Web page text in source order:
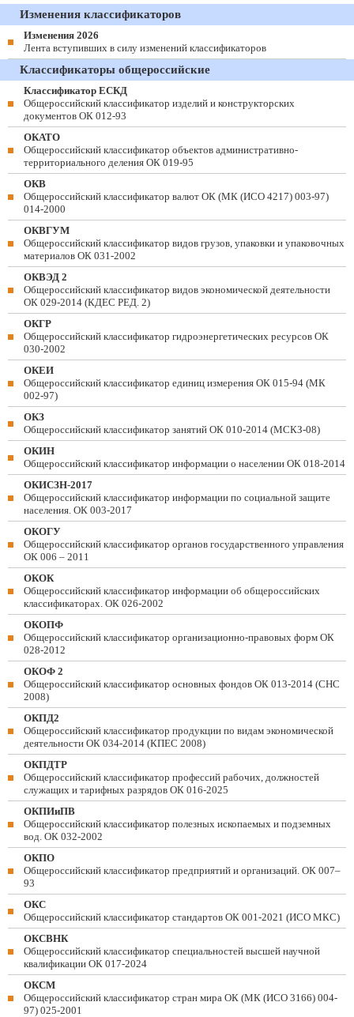
Изменения классификаторов
Изменения 2026
Лента вступивших в силу изменений классификаторов
Классификаторы общероссийские
Классификатор ЕСКД
Общероссийский классификатор изделий и конструкторских
документов ОК 012-93
ОКАТО
Общероссийский классификатор объектов административно-
территориального деления ОК 019-95
ОКВ
Общероссийский классификатор валют ОК (МК (ИСО 4217) 003-97)
014-2000
ОКВГУМ
Общероссийский классификатор видов грузов, упаковки и упаковочных
материалов ОК 031-2002
ОКВЭД 2
Общероссийский классификатор видов экономической деятельности
ОК 029-2014 (КДЕС РЕД. 2)
ОКГР
Общероссийский классификатор гидроэнергетических ресурсов ОК
030-2002
ОКЕИ
Общероссийский классификатор единиц измерения ОК 015-94 (МК
002-97)
ОКЗ
Общероссийский классификатор занятий ОК 010-2014 (МСКЗ-08)
ОКИН
Общероссийский классификатор информации о населении ОК 018-2014
ОКИСЗН-2017
Общероссийский классификатор информации по социальной защите
населения. ОК 003-2017
ОКОГУ
Общероссийский классификатор органов государственного управления
ОК 006 – 2011
ОКОК
Общероссийский классификатор информации об общероссийских
классификаторах. ОК 026-2002
ОКОПФ
Общероссийский классификатор организационно-правовых форм ОК
028-2012
ОКОФ 2
Общероссийский классификатор основных фондов ОК 013-2014 (СНС
2008)
ОКПД2
Общероссийский классификатор продукции по видам экономической
деятельности ОК 034-2014 (КПЕС 2008)
ОКПДТР
Общероссийский классификатор профессий рабочих, должностей
служащих и тарифных разрядов ОК 016-2025
ОКПИиПВ
Общероссийский классификатор полезных ископаемых и подземных
вод. ОК 032-2002
ОКПО
Общероссийский классификатор предприятий и организаций. ОК 007–
93
ОКС
Общероссийский классификатор стандартов ОК 001-2021 (ИСО МКС)
ОКСВНК
Общероссийский классификатор специальностей высшей научной
квалификации ОК 017-2024
ОКСМ
Общероссийский классификатор стран мира ОК (МК (ИСО 3166) 004-
97) 025-2001